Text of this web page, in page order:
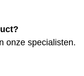
onze specialisten.